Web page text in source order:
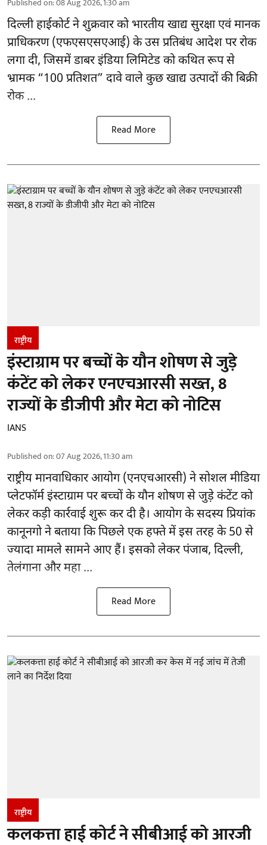
दिल्ली हाईकोर्ट ने शुक्रवार को भारतीय खाद्य सुरक्षा एवं मानक
प्राधिकरण(एफएसएसएआई) के उस प्रतिबंध आदेश पर रोक
लगा दी, जिसमें डाबर इंडिया लिमिटेड को कथित रूप से
भ्रामक “100 प्रतिशत” दावे वाले कुछ खाद्य उत्पादों की बिक्री
रोक ...
Read More
राष्ट्रीय
इंस्टाग्राम पर बच्चों के यौन शोषण से जुड़े
कंटेंट को लेकर एनएचआरसी सख्त, 8
राज्यों के डीजीपी और मेटा को नोटिस
IANS
Published on:07 Aug 2026, 11:30 am
राष्ट्रीय मानवाधिकार आयोग(एनएचआरसी) ने सोशल मीडिया
प्लेटफॉर्म इंस्टाग्राम पर बच्चों के यौन शोषण से जुड़े कंटेंट को
लेकर कड़ी कार्रवाई शुरू कर दी है। आयोग के सदस्य प्रियांक
कानूनगो ने बताया कि पिछले एक हफ्ते में इस तरह के 50 से
ज्यादा मामले सामने आए हैं। इसको लेकर पंजाब, दिल्ली,
तेलंगाना और महा ...
Read More
राष्ट्रीय
कलकत्ता हाई कोर्ट ने सीबीआई को आरजी